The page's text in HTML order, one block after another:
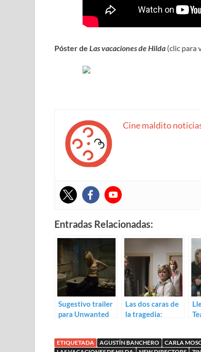
Póster de Las vacaciones de Hilda (clic para
Cine maldito
Entradas Relacionadas:
Sugestivo trailer
para Unwanted
Las dos caras de
la tragedia:
ETIQUETADA AGUSTÍN BANCHERO CARLA